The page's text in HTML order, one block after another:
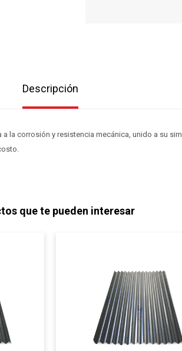
Descripción
la corrosión y resistencia mecánica, unido a su
que te pueden interesar